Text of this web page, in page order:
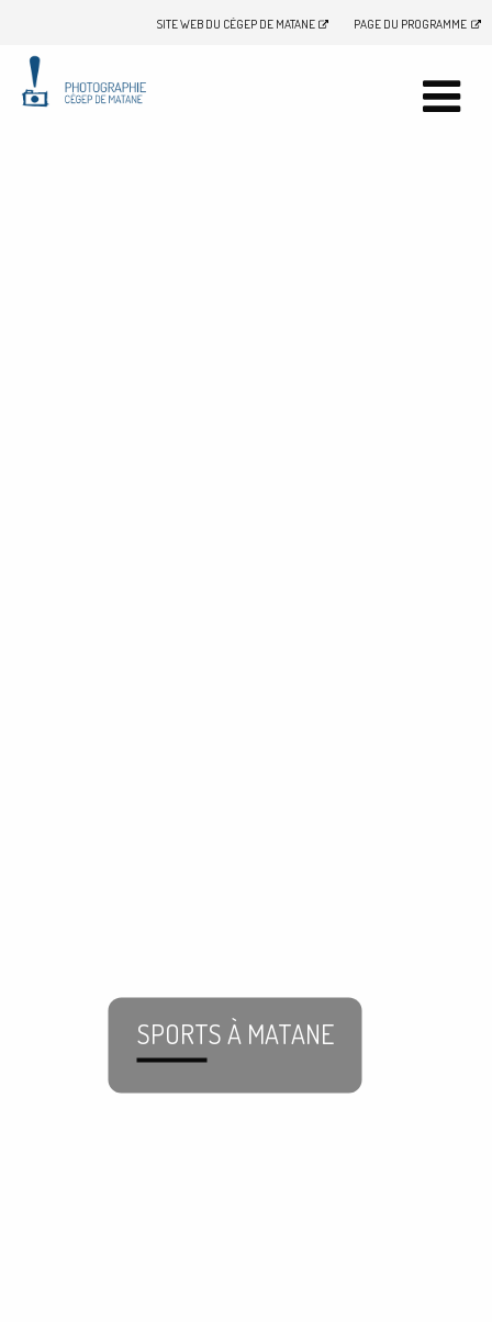
SITE WEB DU CÉGEP DE MATANE PAGE DU PROGRAMME
SPORTS À MATANE